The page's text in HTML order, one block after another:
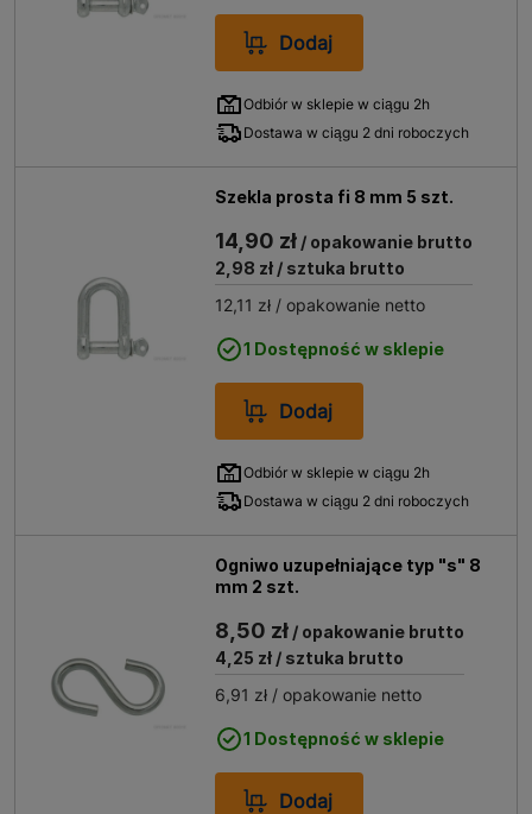
Dodaj
Odbiór w sklepie w ciągu 2h
Dostawa w ciągu 2 dni roboczych
Szekla prosta fi 8 mm 5 szt.
14,90 zł / opakowanie brutto
2,98 zł / sztuka brutto
12,11 zł / opakowanie netto
1 Dostępność w sklepie
Dodaj
Odbiór w sklepie w ciągu 2h
Dostawa w ciągu 2 dni roboczych
Ogniwo uzupełniające typ "s" 8
mm 2 szt.
8,50 zł / opakowanie brutto
4,25 zł / sztuka brutto
6,91 zł / opakowanie netto
1 Dostępność w sklepie
Dodaj